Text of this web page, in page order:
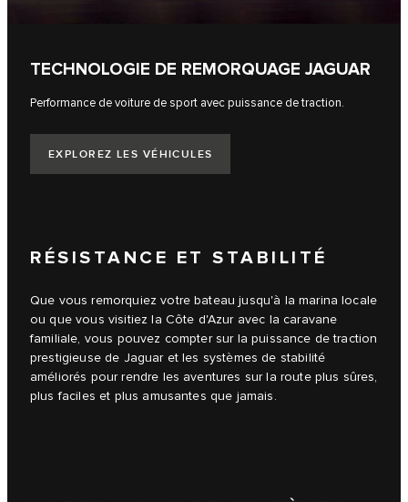
TECHNOLOGIE DE REMORQUAGE JAGUAR
Performance de voiture de sport avec puissance de traction.
EXPLOREZ LES VÉHICULES
RÉSISTANCE ET STABILITÉ
Que vous remorquiez votre bateau jusqu'à la marina locale
ou que vous visitiez la Côte d'Azur avec la caravane
familiale, vous pouvez compter sur la puissance de traction
prestigieuse de Jaguar et les systèmes de stabilité
améliorés pour rendre les aventures sur la route plus sûres,
plus faciles et plus amusantes que jamais.